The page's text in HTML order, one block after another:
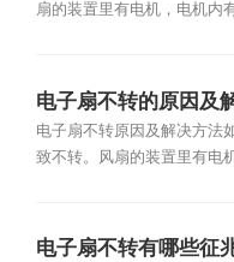
扇的装置里有电机，电机内
电子扇不转的原因及
电子扇不转原因及解决方法
致不转。风扇的装置里有电
电子扇不转有哪些征